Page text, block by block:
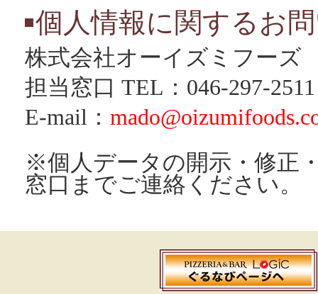
個人情報に関するお
株式会社オーイズミフーズ
担当窓口 TEL：046-297-2511
E-mail：
※個人データの開示・修正
窓口までご連絡ください。